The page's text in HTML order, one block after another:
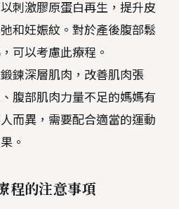
刺激膠原蛋白再生，提升皮
和妊娠紋。對於產後腹部鬆
可以考慮此療程。
鍊深層肌肉，改善肌肉張
腹部肌肉力量不足的媽媽有
而異，需要配合適當的運動
。
程的注意事項